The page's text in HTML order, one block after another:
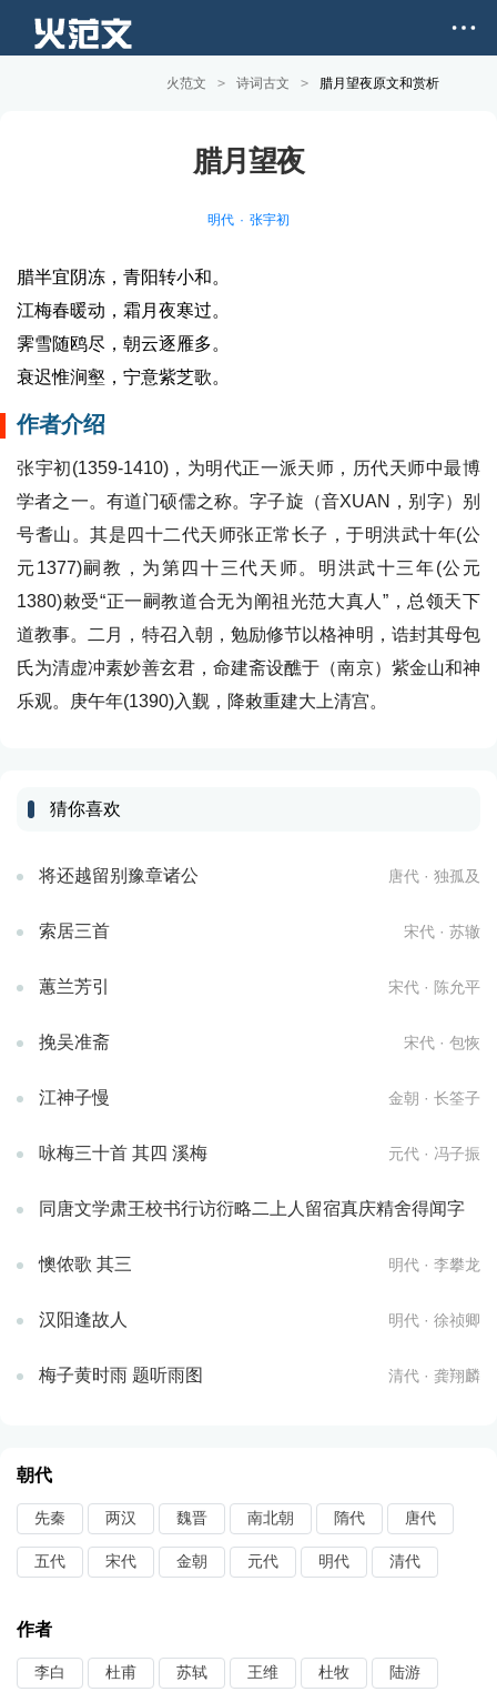
火范文 > 诗词古文 > 腊月望夜原文和赏析
腊月望夜
明代 张宇初
腊半宜阴冻，青阳转小和。
江梅春暖动，霜月夜寒过。
霁雪随鸥尽，朝云逐雁多。
衰迟惟涧壑，宁意紫芝歌。
作者介绍
张宇初(1359-1410)，为明代正一派天师，历代天师中最博
学者之一。有道门硕儒之称。字子旋（音XUAN，别字）别
号耆山。其是四十二代天师张正常长子，于明洪武十年(公
元1377)嗣教，为第四十三代天师。明洪武十三年(公元
1380)敕受“正一嗣教道合无为阐祖光范大真人”，总领天下
道教事。二月，特召入朝，勉励修节以格神明，诰封其母包
氏为清虚冲素妙善玄君，命建斋设醮于（南京）紫金山和神
乐观。庚午年(1390)入觐，降敕重建大上清宫。
猜你喜欢
将还越留别豫章诸公 唐代 · 独孤及
索居三首 宋代 · 苏辙
蕙兰芳引 宋代 · 陈允平
挽吴准斋 宋代 · 包恢
江神子慢 金朝 · 长筌子
咏梅三十首 其四 溪梅 元代 · 冯子振
同唐文学肃王校书行访衍略二上人留宿真庆精舍得闻字
懊侬歌 其三 明代 · 李攀龙
汉阳逢故人 明代 · 徐祯卿
梅子黄时雨 题听雨图 清代 · 龚翔麟
朝代
先秦 两汉 魏晋 南北朝 隋代 唐代
五代 宋代 金朝 元代 明代 清代
作者
李白 杜甫 苏轼 王维 杜牧 陆游